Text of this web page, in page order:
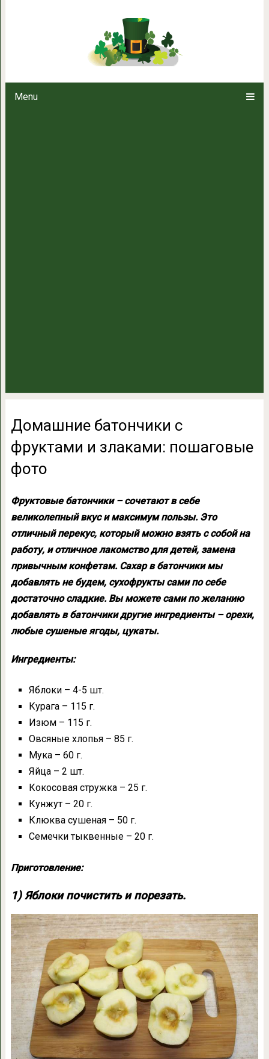
Menu
Домашние батончики с
Домашние батончики с
фруктами и злаками: пошаговые
фото
Фруктовые батончики – сочетают в себе
великолепный вкус и максимум пользы. Это
отличный перекус, который можно взять с собой на
работу, и отличное лакомство для детей, замена
привычным конфетам. Сахар в батончики мы
добавлять не будем, сухофрукты сами по себе
достаточно сладкие. Вы можете сами по желанию
добавлять в батончики другие ингредиенты – орехи,
любые сушеные ягоды, цукаты.
Ингредиенты:
Яблоки – 4-5 шт.
Курага – 115 г.
Изюм – 115 г.
Овсяные хлопья – 85 г.
Мука – 60 г.
Яйца – 2 шт.
Кокосовая стружка – 25 г.
Кунжут – 20 г.
Клюква сушеная – 50 г.
Семечки тыквенные – 20 г.
Приготовление:
1) Яблоки почистить и порезать.